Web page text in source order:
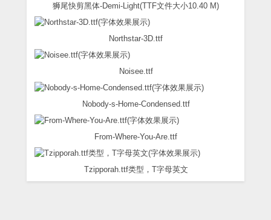
狮尾快剪黑体-Demi-Light(TTF文件大小10.40 M)
Northstar-3D.ttf
Noisee.ttf
Nobody-s-Home-Condensed.ttf
From-Where-You-Are.ttf
Tzipporah.ttf类型，T字母英文